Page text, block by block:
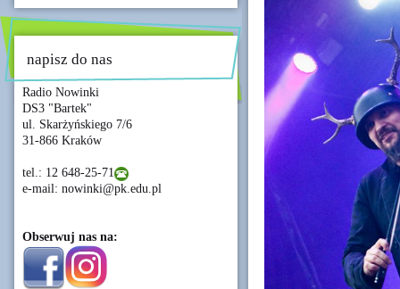
napisz do nas
Radio Nowinki
DS3 "Bartek"
ul. Skarżyńskiego 7/6
31-866 Kraków
tel.: 12 648-25-71
e-mail: nowinki@pk.edu.pl
Obserwuj nas na: